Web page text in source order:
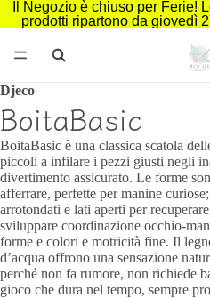
Il Negozio è chiuso per Ferie!
prodotti ripartono da giovedì
Djeco
BoitaBasic
BoitaBasic è una classica scatola
piccoli a infilare i pezzi giusti negli
divertimento assicurato. Le forme
afferrare, perfette per manine
arrotondati e lati aperti per
sviluppare coordinazione
forme e colori e motricità fine. Il
d’acqua offrono una sensazione
perché non fa rumore, non richiede
gioco che dura nel tempo, sempre